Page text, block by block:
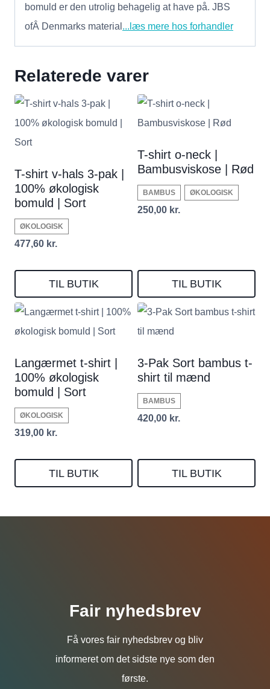
bomuld er den utrolig behagelig at have på. JBS
ofÂ Denmarks material ...læs mere hos forhandler
Relaterede varer
T-shirt v-hals 3-pak |
100% økologisk
bomuld | Sort
ØKOLOGISK
477,60 kr.
TIL BUTIK
T-shirt o-neck |
Bambusviskose | Rød
BAMBUS ØKOLOGISK
250,00 kr.
TIL BUTIK
Langærmet t-shirt |
100% økologisk
bomuld | Sort
ØKOLOGISK
319,00 kr.
TIL BUTIK
3-Pak Sort bambus t-
shirt til mænd
BAMBUS
420,00 kr.
TIL BUTIK
Fair nyhedsbrev
Få vores fair nyhedsbrev og bliv
informeret om det sidste nye som den
første.